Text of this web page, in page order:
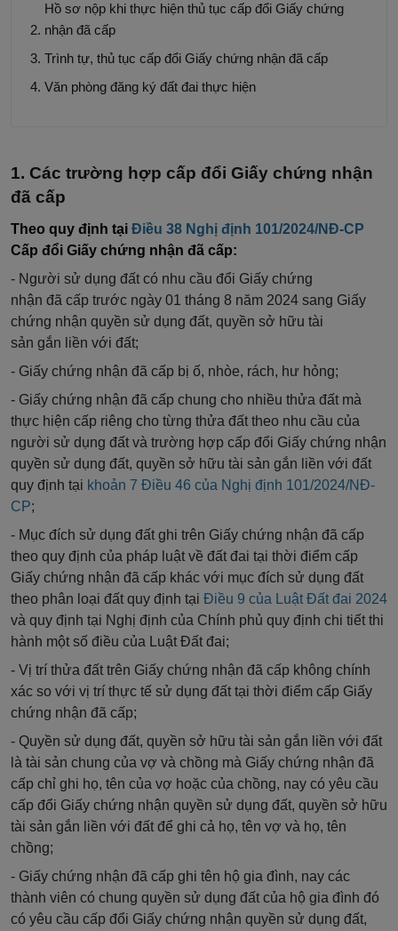
Hồ sơ nộp khi thực hiện thủ tục cấp đổi Giấy chứng
nhận đã cấp
Trình tự, thủ tục cấp đổi Giấy chứng nhận đã cấp
Văn phòng đăng ký đất đai thực hiện
Các trường hợp cấp đổi Giấy chứng nhận
đã cấp
Theo quy định tại Điều 38 Nghị định 101/2024/NĐ-CP
Cấp đổi Giấy chứng nhận đã cấp:
- Người sử dụng đất có nhu cầu đổi Giấy chứng
nhận đã cấp trước ngày 01 tháng 8 năm 2024 sang Giấy
chứng nhận quyền sử dụng đất, quyền sở hữu tài
sản gắn liền với đất;
- Giấy chứng nhận đã cấp bị ố, nhòe, rách, hư hỏng;
- Giấy chứng nhận đã cấp chung cho nhiều thửa đất mà
thực hiện cấp riêng cho từng thửa đất theo nhu cầu của
người sử dụng đất và trường hợp cấp đổi Giấy chứng nhận
quyền sử dụng đất, quyền sở hữu tài sản gắn liền với đất
quy định tại khoản 7 Điều 46 của Nghị định 101/2024/NĐ-
CP;
- Mục đích sử dụng đất ghi trên Giấy chứng nhận đã cấp
theo quy định của pháp luật về đất đai tại thời điểm cấp
Giấy chứng nhận đã cấp khác với mục đích sử dụng đất
theo phân loại đất quy định tại Điều 9 của Luật Đất đai 2024
và quy định tại Nghị định của Chính phủ quy định chi tiết thi
hành một số điều của Luật Đất đai;
- Vị trí thửa đất trên Giấy chứng nhận đã cấp không chính
xác so với vị trí thực tế sử dụng đất tại thời điểm cấp Giấy
chứng nhận đã cấp;
- Quyền sử dụng đất, quyền sở hữu tài sản gắn liền với đất
là tài sản chung của vợ và chồng mà Giấy chứng nhận đã
cấp chỉ ghi họ, tên của vợ hoặc của chồng, nay có yêu cầu
cấp đổi Giấy chứng nhận quyền sử dụng đất, quyền sở hữu
tài sản gắn liền với đất để ghi cả họ, tên vợ và họ, tên
chồng;
- Giấy chứng nhận đã cấp ghi tên hộ gia đình, nay các
thành viên có chung quyền sử dụng đất của hộ gia đình đó
có yêu cầu cấp đổi Giấy chứng nhận quyền sử dụng đất,